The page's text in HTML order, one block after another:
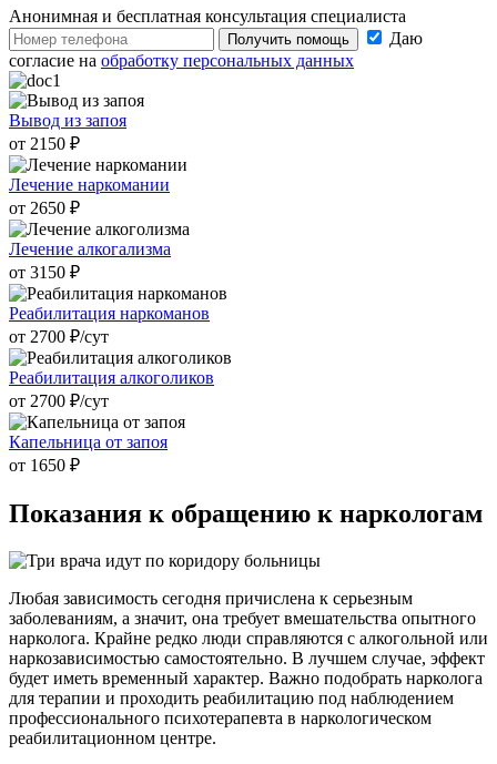
Анонимная и бесплатная консультация специалиста
Получить помощь
Даю
согласие на обработку персональных данных
Вывод из запоя
от 2150 ₽
Лечение наркомании
от 2650 ₽
Лечение алкогализма
от 3150 ₽
Реабилитация наркоманов
от 2700 ₽/cут
Реабилитация алкоголиков
от 2700 ₽/cут
Капельница от запоя
от 1650 ₽
Показания к обращению к наркологам
Любая зависимость сегодня причислена к серьезным
заболеваниям, а значит, она требует вмешательства опытного
нарколога. Крайне редко люди справляются с алкогольной или
наркозависимостью самостоятельно. В лучшем случае, эффект
будет иметь временный характер. Важно подобрать нарколога
для терапии и проходить реабилитацию под наблюдением
профессионального психотерапевта в наркологическом
реабилитационном центре.